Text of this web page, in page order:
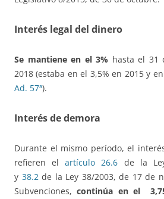
Interés legal del dinero
Se mantiene en el 3% hasta el 31
2018 (estaba en el 3,5% en 2015 y
Ad. 57ª).
Interés de demora
Durante el mismo período, el
refieren elartículo 26.6 de la
y 38.2 de la Ley 38/2003, de 17 de
Subvenciones,continúa en el